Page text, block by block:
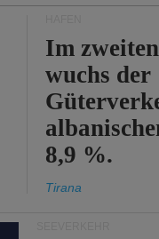
Im
wuchs der
8,9 %.
Tirana